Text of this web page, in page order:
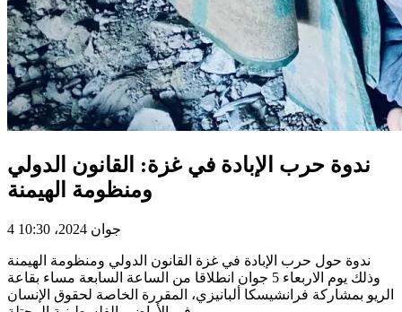
ندوة حرب الإبادة في غزة: القانون الدولي
ومنظومة الهيمنة
4 جوان 2024، 10:30
ندوة حول حرب الإبادة في غزة القانون الدولي ومنظومة الهيمنة
وذلك يوم الاربعاء 5 جوان انطلاقا من الساعة السابعة مساء بقاعة
الريو بمشاركة فرانشيسكا ألبانيزي، المقررة الخاصة لحقوق الإنسان